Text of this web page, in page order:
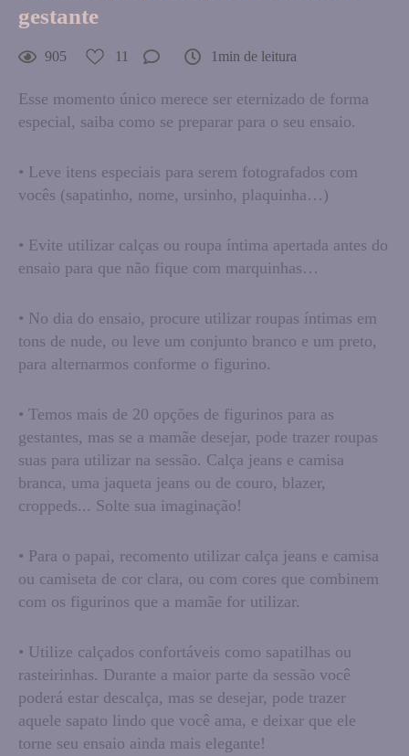
gestante
905 11 1min de leitura
Esse momento único merece ser eternizado de forma
especial, saiba como se preparar para o seu ensaio.
• Leve itens especiais para serem fotografados com
vocês (sapatinho, nome, ursinho, plaquinha…)
• Evite utilizar calças ou roupa íntima apertada antes do
ensaio para que não fique com marquinhas…
• No dia do ensaio, procure utilizar roupas íntimas em
tons de nude, ou leve um conjunto branco e um preto,
para alternarmos conforme o figurino.
• Temos mais de 20 opções de figurinos para as
gestantes, mas se a mamãe desejar, pode trazer roupas
suas para utilizar na sessão. Calça jeans e camisa
branca, uma jaqueta jeans ou de couro, blazer,
croppeds... Solte sua imaginação!
• Para o papai, recomento utilizar calça jeans e camisa
ou camiseta de cor clara, ou com cores que combinem
com os figurinos que a mamãe for utilizar.
• Utilize calçados confortáveis como sapatilhas ou
rasteirinhas. Durante a maior parte da sessão você
poderá estar descalça, mas se desejar, pode trazer
aquele sapato lindo que você ama, e deixar que ele
torne seu ensaio ainda mais elegante!